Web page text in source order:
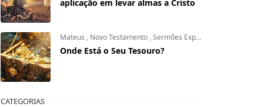
aplicação em levar almas a Cristo
Mateus , Novo Testamento ,Sermões Expositivos
Onde Está o Seu Tesouro?
CATEGORIAS